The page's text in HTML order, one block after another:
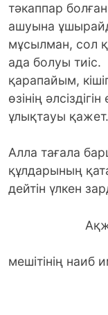
тәкаппар
ашуына
мұсылман, сол
ада болуы
қарапайым,
өзінің
ұлықтауы қажет.
Алла тағала
құлдарының
дейтін үлкен
мешітінің наиб